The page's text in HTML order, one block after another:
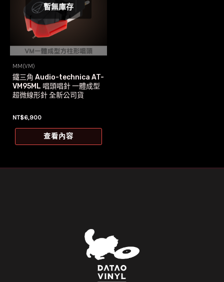
暫無庫存
MM(VM)
鐵三角 Audio-technica AT-
VM95ML 唱頭唱針 一體成型
超微線形針 全新公司貨
NT$6,900
查看內容